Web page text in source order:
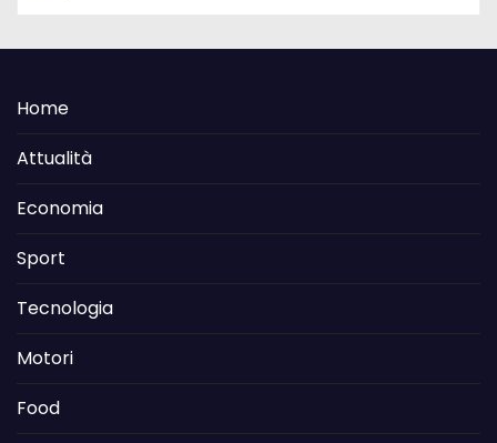
Home
Attualità
Economia
Sport
Tecnologia
Motori
Food